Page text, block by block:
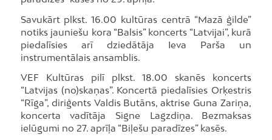
Savukārt plkst. 16.00 kultūras centrā “Mazā ģilde”
notiks jauniešu kora “Balsis” koncerts “Latvijai”, kurā
piedalīsies arī dziedātāja Ieva Parša un
instrumentālais ansamblis.
VEF Kultūras pilī plkst. 18.00 skanēs koncerts
“Latvijas (no)skaņas”. Koncertā piedalīsies Orķestris
“Rīga”, diriģents Valdis Butāns, aktrise Guna Zariņa,
koncerta vadītāja Signe Lagzdiņa. Bezmaksas
ielūgumi no 27. aprīļa “Biļešu paradīzes” kasēs.